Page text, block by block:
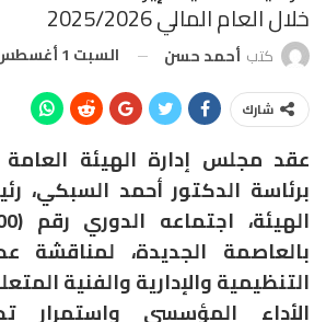
خلال العام المالي 2025/2026
كتب أحمد حسن السبت 1 أغسطس, 2026 11:19 ص
شارك
عقد مجلس إدارة الهيئة العامة
برئاسة الدكتور أحمد السبكي،
بالعاصمة الجديدة، لمناقشة
التنظيمية والإدارية والفنية
الأداء المؤسسي واستمرار